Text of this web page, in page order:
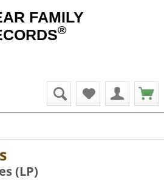
FAMILY
®
(LP)